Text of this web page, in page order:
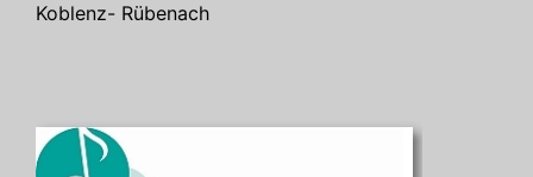
Koblenz- Rübenach